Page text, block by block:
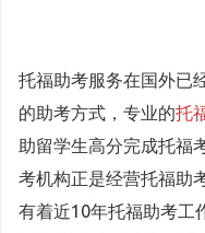
托福助考服务在国外已
的助考方式，专业的托
助留学生高分完成托福
考机构正是经营托福助
有着近10年托福助考工